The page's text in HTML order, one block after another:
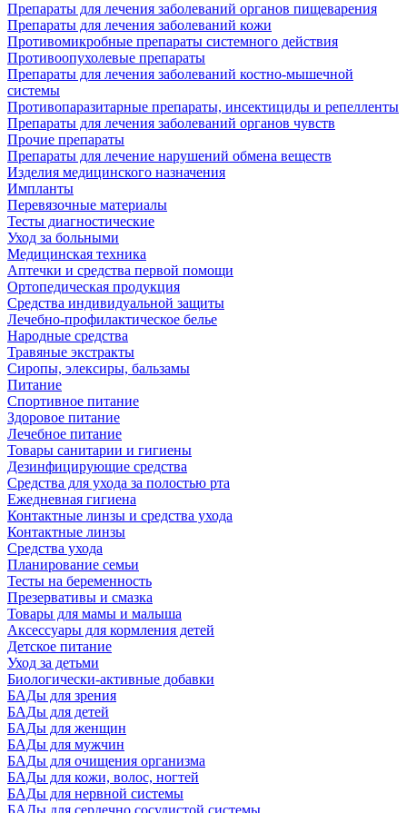
Препараты для лечения заболеваний органов пищеварения
Препараты для лечения заболеваний кожи
Противомикробные препараты системного действия
Противоопухолевые препараты
Препараты для лечения заболеваний костно-мышечной
системы
Противопаразитарные препараты, инсектициды и репелленты
Препараты для лечения заболеваний органов чувств
Прочие препараты
Препараты для лечение нарушений обмена веществ
Изделия медицинского назначения
Импланты
Перевязочные материалы
Тесты диагностические
Уход за больными
Медицинская техника
Аптечки и средства первой помощи
Ортопедическая продукция
Средства индивидуальной защиты
Лечебно-профилактическое белье
Народные средства
Травяные экстракты
Сиропы, элексиры, бальзамы
Питание
Спортивное питание
Здоровое питание
Лечебное питание
Товары санитарии и гигиены
Дезинфицирующие средства
Средства для ухода за полостью рта
Ежедневная гигиена
Контактные линзы и средства ухода
Контактные линзы
Средства ухода
Планирование семьи
Тесты на беременность
Презервативы и смазка
Товары для мамы и малыша
Аксессуары для кормления детей
Детское питание
Уход за детьми
Биологически-активные добавки
БАДы для зрения
БАДы для детей
БАДы для женщин
БАДы для мужчин
БАДы для очищения организма
БАДы для кожи, волос, ногтей
БАДы для нервной системы
БАДы для сердечно сосудистой системы